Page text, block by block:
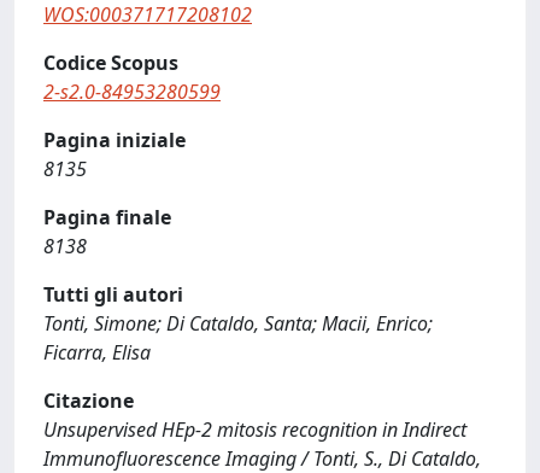
WOS:000371717208102
Codice Scopus
2-s2.0-84953280599
Pagina iniziale
8135
Pagina finale
8138
Tutti gli autori
Tonti, Simone; Di Cataldo, Santa; Macii, Enrico;
Ficarra, Elisa
Citazione
Unsupervised HEp-2 mitosis recognition in Indirect
Immunofluorescence Imaging / Tonti, S., Di Cataldo,